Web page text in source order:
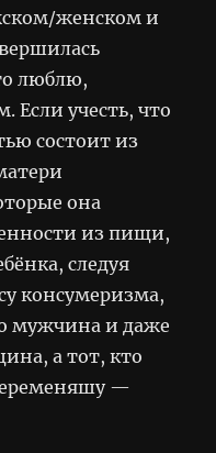
женском и
люблю,
Если учесть, что
состоит из
она
из пищи,
следуя
консумеризма,
мужчина и даже
а тот, кто
—